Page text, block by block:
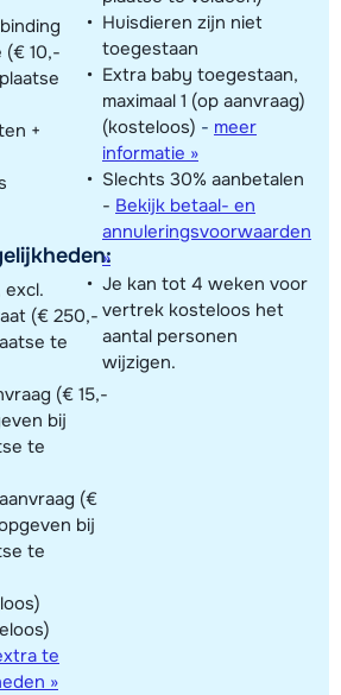
(€ 10,-
+
excl.
(€ 250,-
te
(€ 15,-
bij
te
(€
bij
te
te
»
Huisdieren zijn niet
toegestaan
Extra baby toegestaan,
maximaal 1 (op aanvraag)
(kosteloos) - meer
informatie »
Slechts 30% aanbetalen
- Bekijk betaal- en
annuleringsvoorwaarden
»
Je kan tot 4 weken voor
vertrek kosteloos het
aantal personen
wijzigen.